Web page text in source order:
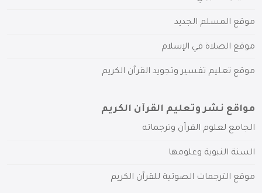
موقع المسلم الجديد
موقع الصلاة في الإسلام
موقع تعليم تفسير وتجويد القرآن الكريم
مواقع نشر وتعليم القرآن الكريم
الجامع لعلوم القرآن وترجماته
السنة النبوية وعلومها
موقع الترجمات الصوتية للقرآن الكريم